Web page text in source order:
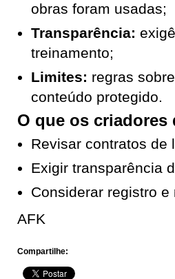
obras foram usadas;
Transparência:
treinamento;
Limites: regras
conteúdo protegido.
O que os criadores
Revisar contratos de
Exigir transparência
Considerar registro
AFK
Compartilhe: